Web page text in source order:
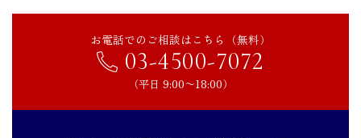
お電話でのご相談はこちら（無料）
03-4500-7072
（平日 9:00〜18:00）